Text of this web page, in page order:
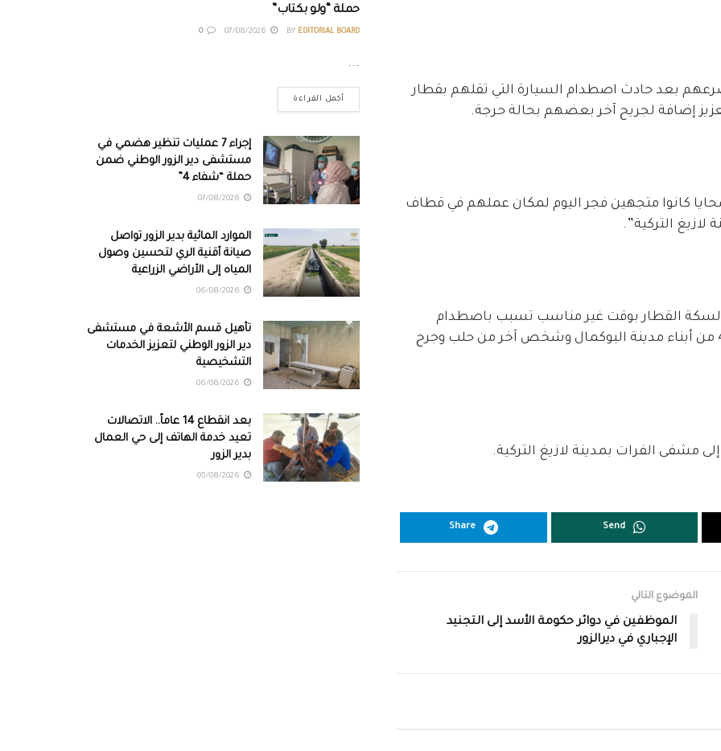
بعد حادث اصطدام السيارة التي تقلهم بقطار
إضافة لجريح آخر بعضهم بحالة حرجة.
لشبكة ديرالزور 24:”أن الضحايا كانوا متجهين فجر اليوم لمكان عملهم في قطاف
لسكة القطار بوقت غير مناسب تسبب باصطدام
القطار بالسرفيس الذي يقلهم مما أدى لمقتل 4 من أبناء مدينة البوكمال وشخص آخر من حلب وجرح
مشفى الفرات بمدينة لازيغ التركية.
Send
Share
الموضوع التالي
الموظفين في دوائر حكومة الأسد إلى التجنيد
الإجباري في ديرالزور
حملة “ولو بكتاب”
BY EDITORIAL BOARD
0
...
أكمل القراءة
إجراء 7 عمليات تنظير هضمي في
مستشفى دير الزور الوطني ضمن
حملة “شفاء 4”
الموارد المائية بدير الزور تواصل
صيانة أقنية الري لتحسين وصول
المياه إلى الأراضي الزراعية
تأهيل قسم الأشعة في مستشفى
دير الزور الوطني لتعزيز الخدمات
التشخيصية
بعد انقطاع 14 عاماً.. الاتصالات
تعيد خدمة الهاتف إلى حي العمال
بدير الزور